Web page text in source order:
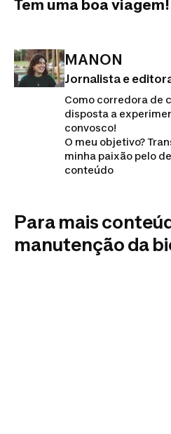
Tem uma boa viagem!
MANON
Jornalista e
Como corredora de
disposta a
convosco!
O meu objetivo?
minha paixão pelo
conteúdo
Para mais
manutenção da